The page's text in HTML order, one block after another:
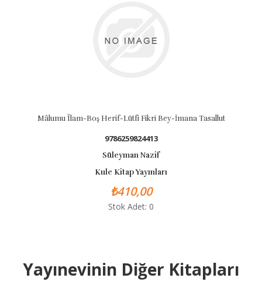
Boş Herif-Lütfi Fikri Bey-İmana Tasallut
Yayınevinin Diğer Kitapları